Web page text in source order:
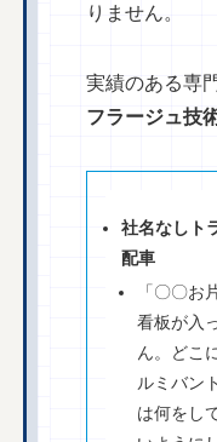
りません。
実績のある専
フラージュ技
社名なしト
配車
「〇〇お
看板が入
ん。どこ
ルミバン
は何をし